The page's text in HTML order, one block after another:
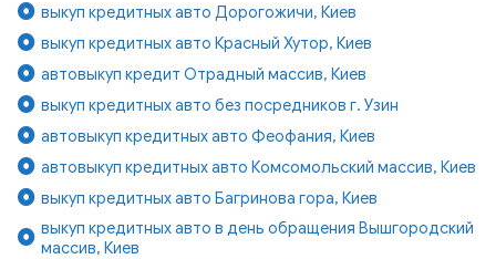
выкуп кредитных авто Дорогожичи, Киев
выкуп кредитных авто Красный Хутор, Киев
автовыкуп кредит Отрадный массив, Киев
выкуп кредитных авто без посредников г. Узин
автовыкуп кредитных авто Феофания, Киев
автовыкуп кредитных авто Комсомольский массив, Киев
выкуп кредитных авто Багринова гора, Киев
выкуп кредитных авто в день обращения Вышгородский
массив, Киев